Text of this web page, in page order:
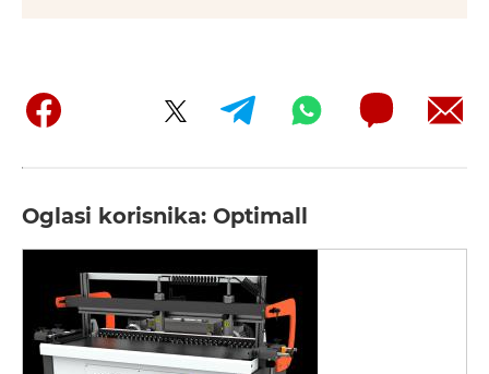
Oglasi korisnika: Optimall